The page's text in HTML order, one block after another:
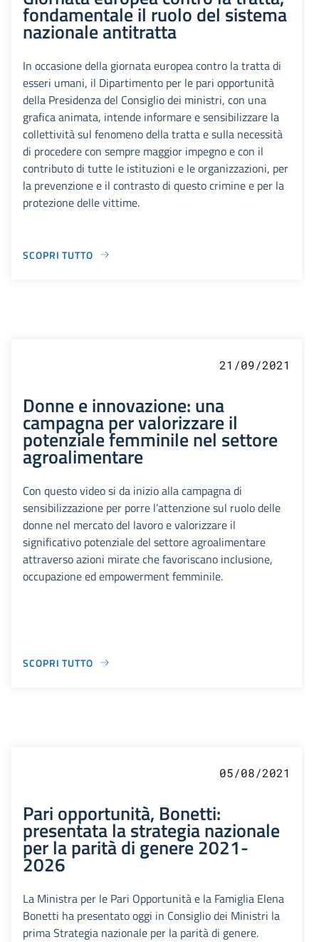
fondamentale il ruolo del sistema
nazionale antitratta
In occasione della giornata europea contro la tratta di
esseri umani, il Dipartimento per le pari opportunità
della Presidenza del Consiglio dei ministri, con una
grafica animata, intende informare e sensibilizzare la
collettività sul fenomeno della tratta e sulla necessità
di procedere con sempre maggior impegno e con il
contributo di tutte le istituzioni e le organizzazioni, per
la prevenzione e il contrasto di questo crimine e per la
protezione delle vittime.
SCOPRI TUTTO
21/09/2021
Donne e innovazione: una
campagna per valorizzare il
potenziale femminile nel settore
agroalimentare
Con questo video si da inizio alla campagna di
sensibilizzazione per porre l’attenzione sul ruolo delle
donne nel mercato del lavoro e valorizzare il
significativo potenziale del settore agroalimentare
attraverso azioni mirate che favoriscano inclusione,
occupazione ed empowerment femminile.
SCOPRI TUTTO
05/08/2021
Pari opportunità, Bonetti:
presentata la strategia nazionale
per la parità di genere 2021-
2026
La Ministra per le Pari Opportunità e la Famiglia Elena
Bonetti ha presentato oggi in Consiglio dei Ministri la
prima Strategia nazionale per la parità di genere.